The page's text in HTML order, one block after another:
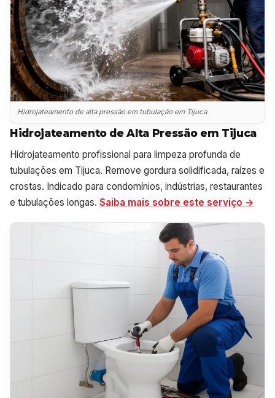
Hidrojateamento de alta pressão em tubulação em Tijuca
Hidrojateamento de Alta Pressão em Tijuca
Hidrojateamento profissional para limpeza profunda de
tubulações em Tijuca. Remove gordura solidificada, raízes e
crostas. Indicado para condomínios, indústrias, restaurantes
e tubulações longas. Saiba mais sobre este serviço →